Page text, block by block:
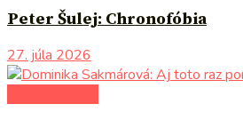
Peter Šulej: Chronofóbia
27. júla 2026